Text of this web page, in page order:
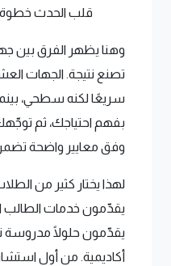
قلب الحدث
وهنا يظهر الفرق بين
تصنع نتيجة. الجهات
سريعًا لكنه سطحي، بينما
بفهم احتياجك، ثم
وفق معايير واضحة
لهذا يختار كثير من
يقدّمون خدمات الطالب
يقدّمون حلولًا
أكاديمية. من أول